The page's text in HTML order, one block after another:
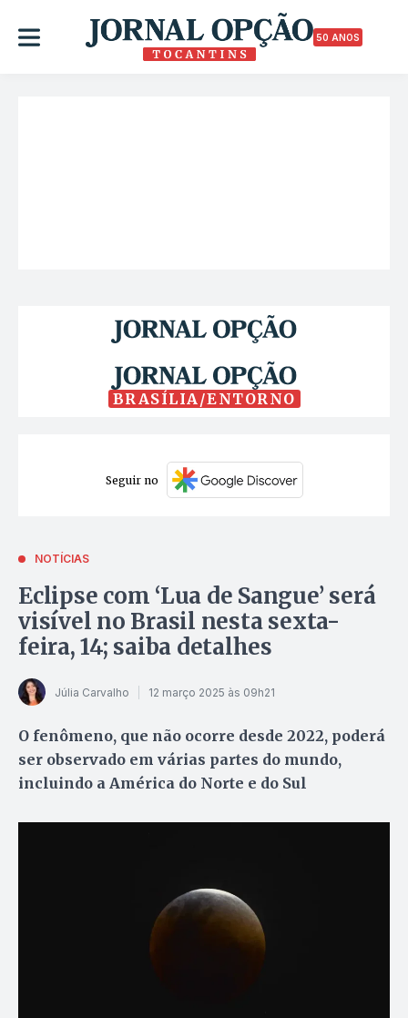
50 ANOS
BRASÍLIA/ENTORNO
Seguir no
NOTÍCIAS
Eclipse com ‘Lua de Sangue’ será
visível no Brasil nesta sexta-
feira, 14; saiba detalhes
Júlia Carvalho 12 março 2025 às 09h21
O fenômeno, que não ocorre desde 2022, poderá
ser observado em várias partes do mundo,
incluindo a América do Norte e do Sul